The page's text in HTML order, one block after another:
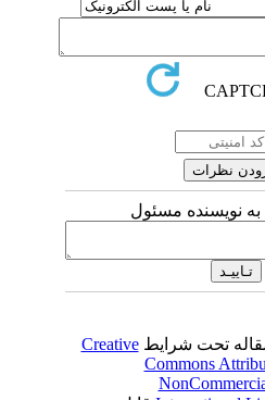
نویسنده مسئول
تحت شرایطCreative
Commons